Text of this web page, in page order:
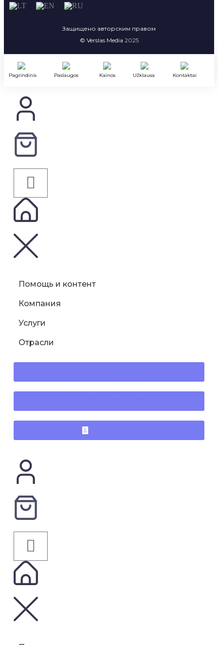
Защищено авторским правом
© Verslas Media 2025
Pagrindinis Paslaugos Kainos Užklausa Kontaktai
Помощь и контент
Компания
Услуги
Отрасли